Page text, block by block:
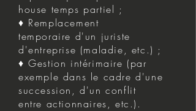
house temps partiel ;
♦ Remplacement
temporaire d'un juriste
d'entreprise (maladie, etc.) ;
♦ Gestion intérimaire (par
exemple dans le cadre d'une
succession, d'un conflit
entre actionnaires, etc.).